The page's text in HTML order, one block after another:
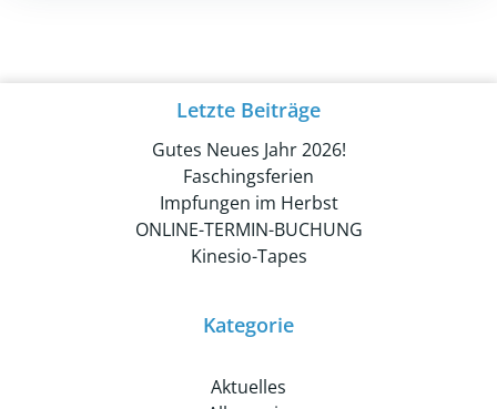
Letzte Beiträge
Gutes Neues Jahr 2026!
Faschingsferien
Impfungen im Herbst
ONLINE-TERMIN-BUCHUNG
Kinesio-Tapes
Kategorie
Aktuelles